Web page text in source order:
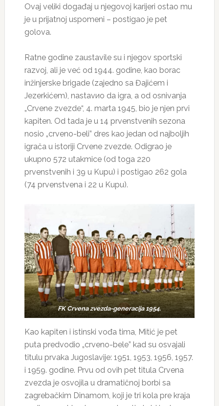
Ovaj veliki događaj u njegovoj karijeri ostao mu
je u prijatnoj uspomeni – postigao je pet
golova.
Ratne godine zaustavile su i njegov sportski
razvoj, ali је već od 1944. godine, kao borac
inžinjerske brigade (zajedno sa Đajićem i
Jezerkićem), nastavио da igra, a od osnivanja
„Crvene zvezde“, 4. marta 1945, bio је njen prvi
kapiten. Od tada je u 14 prvenstvenih sezona
nosio „crveno-beli” dres kao jedan od najboljih
igrača u istoriji Crvene zvezde. Odigrao je
ukupno 572 utakmice (od toga 220
prvenstvenih i 39 u Kupu) i postigao 262 gola
(74 prvenstvena i 22 u Kupu).
FK Crvena zvezda-generacija 1954.
Kao kapiten i istinski vođa tima, Mitić je pet
puta predvodio „crveno-bele” kad su osvajali
titulu prvaka Jugoslavije: 1951, 1953, 1956, 1957.
i 1959. godine. Prvu od ovih pet titula Crvena
zvezda je osvojila u dramatičnoj borbi sa
zagrebačkim Dinamom, koji je tri kola pre kraja